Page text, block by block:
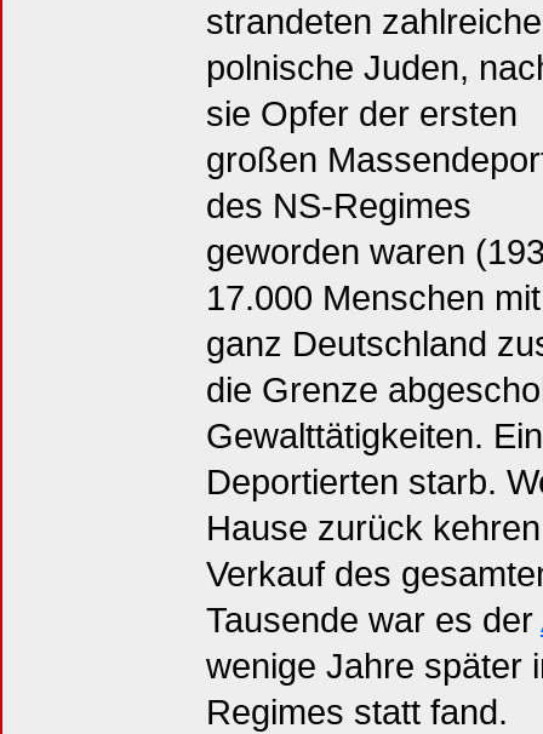
strandeten zahlreiche
polnische Juden,
sie Opfer der ersten
großen
des NS-Regimes
geworden waren
17.000 Menschen
ganz Deutschland
die Grenze
Gewalttätigkeiten.
Deportierten starb.
Hause zurück
Verkauf des
Tausende war es der
wenige Jahre später
Regimes statt fand.